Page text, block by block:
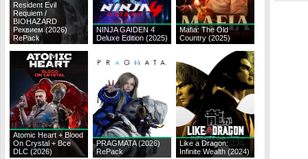
Resident Evil
Requiem /
BIOHAZARD
Реквием (2026)
RePack
NINJA GAIDEN 4
Deluxe Edition (2025)
Mafia: The Old
Country (2025)
Atomic Heart + Blood
On Crystal + Все
DLC (2026)
PRAGMATA (2026)
RePack
Like a Dragon:
Infinite Wealth (2024)